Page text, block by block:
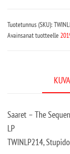
Tuotetunnus (SKU):
Avainsanat tuotteelle
Saaret – The
LP
TWINLP214,